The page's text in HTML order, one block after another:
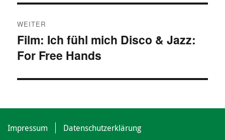
WEITER
Nächster
Beitrag:
Film: Ich fühl mich Disco & Jazz:
For Free Hands
Impressum Datenschutzerklärung